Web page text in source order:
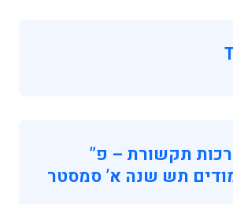
תקשורת – פ”
תש שנה א’ סמסטר